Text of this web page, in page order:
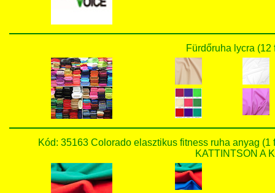
Fürdőruha lycra (12
Kód: 35163 Colorado elasztikus fitness ruha anyag
KATTINTSON A